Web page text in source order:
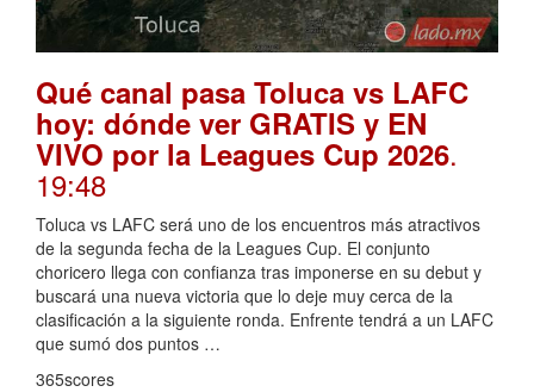
Qué canal pasa Toluca vs LAFC
hoy: dónde ver GRATIS y EN
VIVO por la Leagues Cup 2026.
19:48
Toluca vs LAFC será uno de los encuentros más atractivos
de la segunda fecha de la Leagues Cup. El conjunto
choricero llega con confianza tras imponerse en su debut y
buscará una nueva victoria que lo deje muy cerca de la
clasificación a la siguiente ronda. Enfrente tendrá a un LAFC
que sumó dos puntos …
365scores